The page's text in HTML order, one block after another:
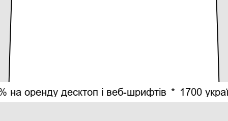
десктоп і веб-шрифтів * 1700